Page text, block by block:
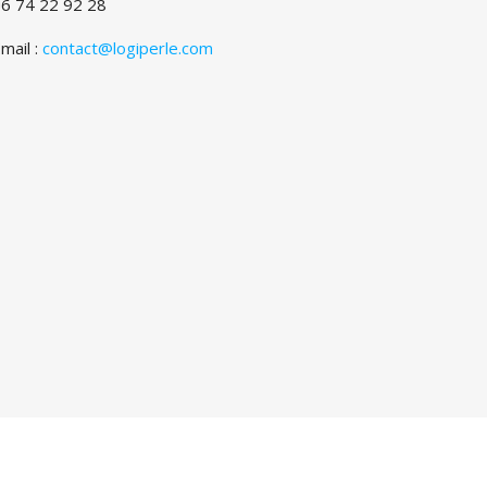
74 22 92 28
: contact@logiperle.com